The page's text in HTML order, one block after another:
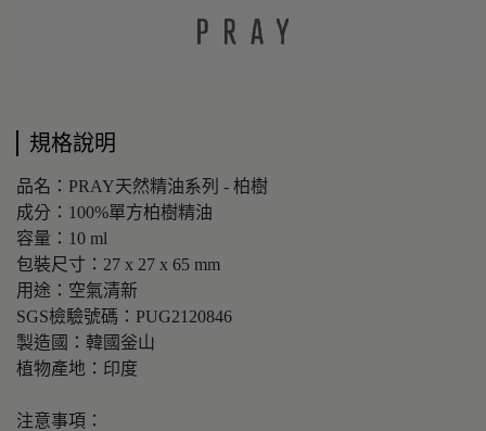
規格說明
品名：PRAY天然精油系列 - 柏樹
成分：100%單方柏樹精油
容量：10 ml
包裝尺寸：27 x 27 x 65 mm
用途：空氣清新
SGS檢驗號碼：PUG2120846
製造國：韓國釡山
植物產地：印度
注意事項：